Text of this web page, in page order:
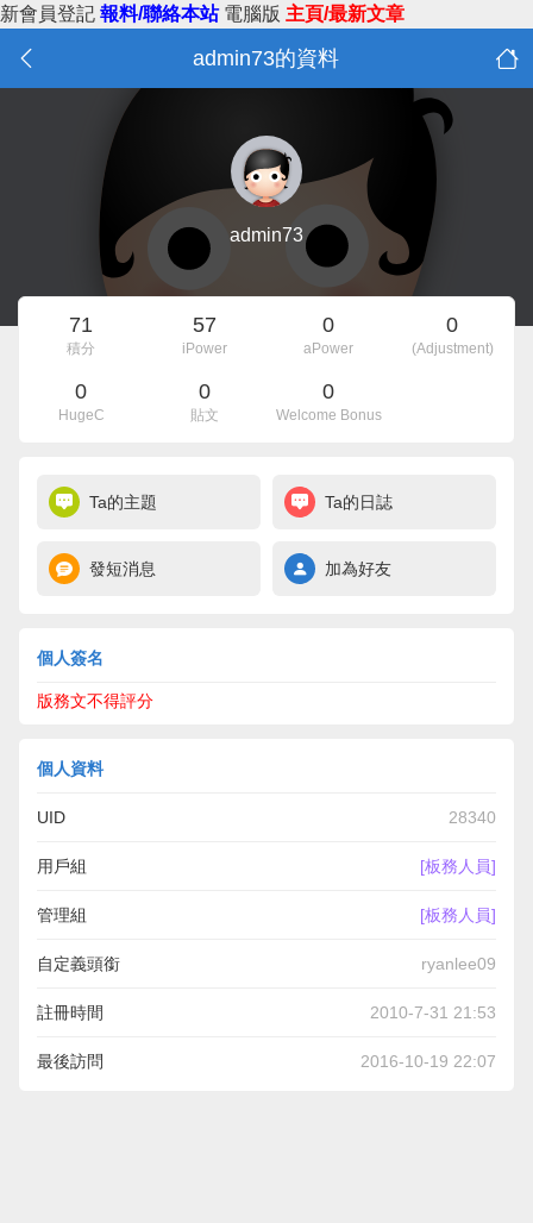
新會員登記 報料/聯絡本站 電腦版 主頁/最新文章
admin73的資料
admin73
71
積分
57
iPower
0
aPower
0
(Adjustment)
0
HugeC
0
貼文
0
Welcome Bonus
Ta的主題 Ta的日誌
發短消息 加為好友
個人簽名
版務文不得評分
個人資料
UID 28340
用戶組 [板務人員]
管理組 [板務人員]
自定義頭銜 ryanlee09
註冊時間 2010-7-31 21:53
最後訪問 2016-10-19 22:07